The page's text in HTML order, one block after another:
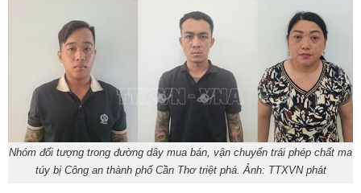
Nhóm đối tượng trong đường dây mua bán, vận chuyển trái phép chất ma
túy bị Công an thành phố Cần Thơ triệt phá. Ảnh: TTXVN phát